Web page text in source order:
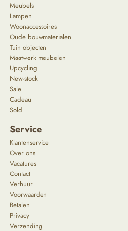
Meubels
Lampen
Woonaccessoires
Oude bouwmaterialen
Tuin objecten
Maatwerk meubelen
Upcycling
New-stock
Sale
Cadeau
Sold
Service
Klantenservice
Over ons
Vacatures
Contact
Verhuur
Voorwaarden
Betalen
Privacy
Verzending